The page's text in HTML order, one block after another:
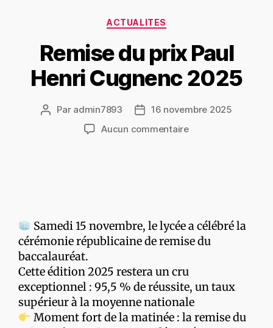
ACTUALITES
Remise du prix Paul
Henri Cugnenc 2025
Par admin7893
16 novembre 2025
Aucun commentaire
Samedi 15 novembre, le lycée a célébré la
cérémonie républicaine de remise du
baccalauréat.
Cette édition 2025 restera un cru
exceptionnel : 95,5 % de réussite, un taux
supérieur à la moyenne nationale
Moment fort de la matinée : la remise du